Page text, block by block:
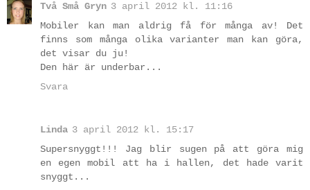
Två Små Gryn 3 april 2012 kl. 11:16
Mobiler kan man aldrig få för många av! Det
finns som många olika varianter man kan göra,
det visar du ju!
Den här är underbar...
Svara
Linda 3 april 2012 kl. 15:17
Supersnyggt!!! Jag blir sugen på att göra mig
en egen mobil att ha i hallen, det hade varit
snyggt...